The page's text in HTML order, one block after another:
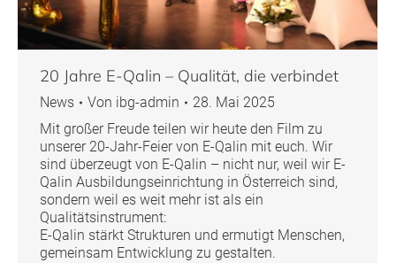
20 Jahre E-Qalin – Qualität, die verbindet
News Von ibg-admin
28. Mai 2025
Mit großer Freude teilen wir heute den Film zu
unserer 20-Jahr-Feier von E-Qalin mit euch. Wir
sind überzeugt von E-Qalin – nicht nur, weil wir E-
Qalin Ausbildungseinrichtung in Österreich sind,
sondern weil es weit mehr ist als ein
Qualitätsinstrument:
E-Qalin stärkt Strukturen und ermutigt Menschen,
gemeinsam Entwicklung zu gestalten.